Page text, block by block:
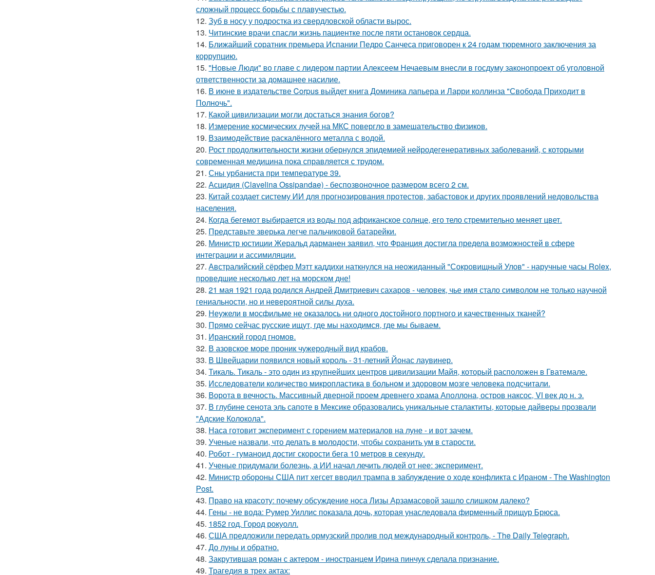
сложный процесс борьбы с плавучестью.
12. Зуб в носу у подростка из свердловской области вырос.
13. Читинские врачи спасли жизнь пациентке после пяти остановок сердца.
14. Ближайший соратник премьера Испании Педро Санчеса приговорен к 24 годам тюремного заключения за
коррупцию.
15. "Новые Люди" во главе с лидером партии Алексеем Нечаевым внесли в госдуму законопроект об уголовной
ответственности за домашнее насилие.
16. В июне в издательстве Corpus выйдет книга Доминика лапьера и Ларри коллинза "Свобода Приходит в
Полночь".
17. Какой цивилизации могли достаться знания богов?
18. Измерение космических лучей на МКС повергло в замешательство физиков.
19. Взаимодействие раскалённого металла с водой.
20. Рост продолжительности жизни обернулся эпидемией нейродегенеративных заболеваний, с которыми
современная медицина пока справляется с трудом.
21. Сны урбаниста при температуре 39.
22. Асцидия (Clavelina Ossipandae) - беспозвоночное размером всего 2 см.
23. Китай создает систему ИИ для прогнозирования протестов, забастовок и других проявлений недовольства
населения.
24. Когда бегемот выбирается из воды под африканское солнце, его тело стремительно меняет цвет.
25. Представьте зверька легче пальчиковой батарейки.
26. Министр юстиции Жеральд дарманен заявил, что Франция достигла предела возможностей в сфере
интеграции и ассимиляции.
27. Австралийский сёрфер Мэтт каддихи наткнулся на неожиданный "Сокровищный Улов" - наручные часы Rolex,
проведшие несколько лет на морском дне!
28. 21 мая 1921 года родился Андрей Дмитриевич сахаров - человек, чье имя стало символом не только научной
гениальности, но и невероятной силы духа.
29. Неужели в мосфильме не оказалось ни одного достойного портного и качественных тканей?
30. Прямо сейчас русские ищут, где мы находимся, где мы бываем.
31. Иранский город гномов.
32. В азовское море проник чужеродный вид крабов.
33. В Швейцарии появился новый король - 31-летний Йонас лаувинер.
34. Тикаль. Тикаль - это один из крупнейших центров цивилизации Майя, который расположен в Гватемале.
35. Исследователи количество микропластика в больном и здоровом мозге человека подсчитали.
36. Ворота в вечность. Массивный дверной проем древнего храма Аполлона, остров наксос, VI век до н. э.
37. В глубине сенота эль сапоте в Мексике образовались уникальные сталактиты, которые дайверы прозвали
"Адские Колокола".
38. Наса готовит эксперимент с горением материалов на луне - и вот зачем.
39. Ученые назвали, что делать в молодости, чтобы сохранить ум в старости.
40. Робот - гуманоид достиг скорости бега 10 метров в секунду.
41. Ученые придумали болезнь, а ИИ начал лечить людей от нее: эксперимент.
42. Министр обороны США пит хегсет вводил трампа в заблуждение о ходе конфликта с Ираном - The Washington
Post.
43. Право на красоту: почему обсуждение носа Лизы Арзамасовой зашло слишком далеко?
44. Гены - не вода: Румер Уиллис показала дочь, которая унаследовала фирменный прищур Брюса.
45. 1852 год. Город рокуолл.
46. США предложили передать ормузский пролив под международный контроль, - The Daily Telegraph.
47. До луны и обратно.
48. Закрутившая роман с актером - иностранцем Ирина пинчук сделала признание.
49. Трагедия в трех актах: